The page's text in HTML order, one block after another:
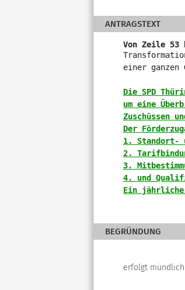
Antragstellerin
und
verschiedene
Rahmendaten
ANTRAGSTEXT
Von Zeile 53
einer ganzen
Die SPD
um eine
Zuschüssen
Der
1. Standort-
2.
3.
4. und
Ein
BEGRÜNDUNG
erfolgt mündlich